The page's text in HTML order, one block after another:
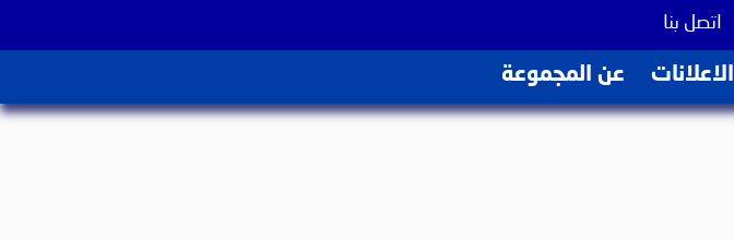
اتصل بنا
(current)
الاعلانات(current) عن المجموعة
(current)